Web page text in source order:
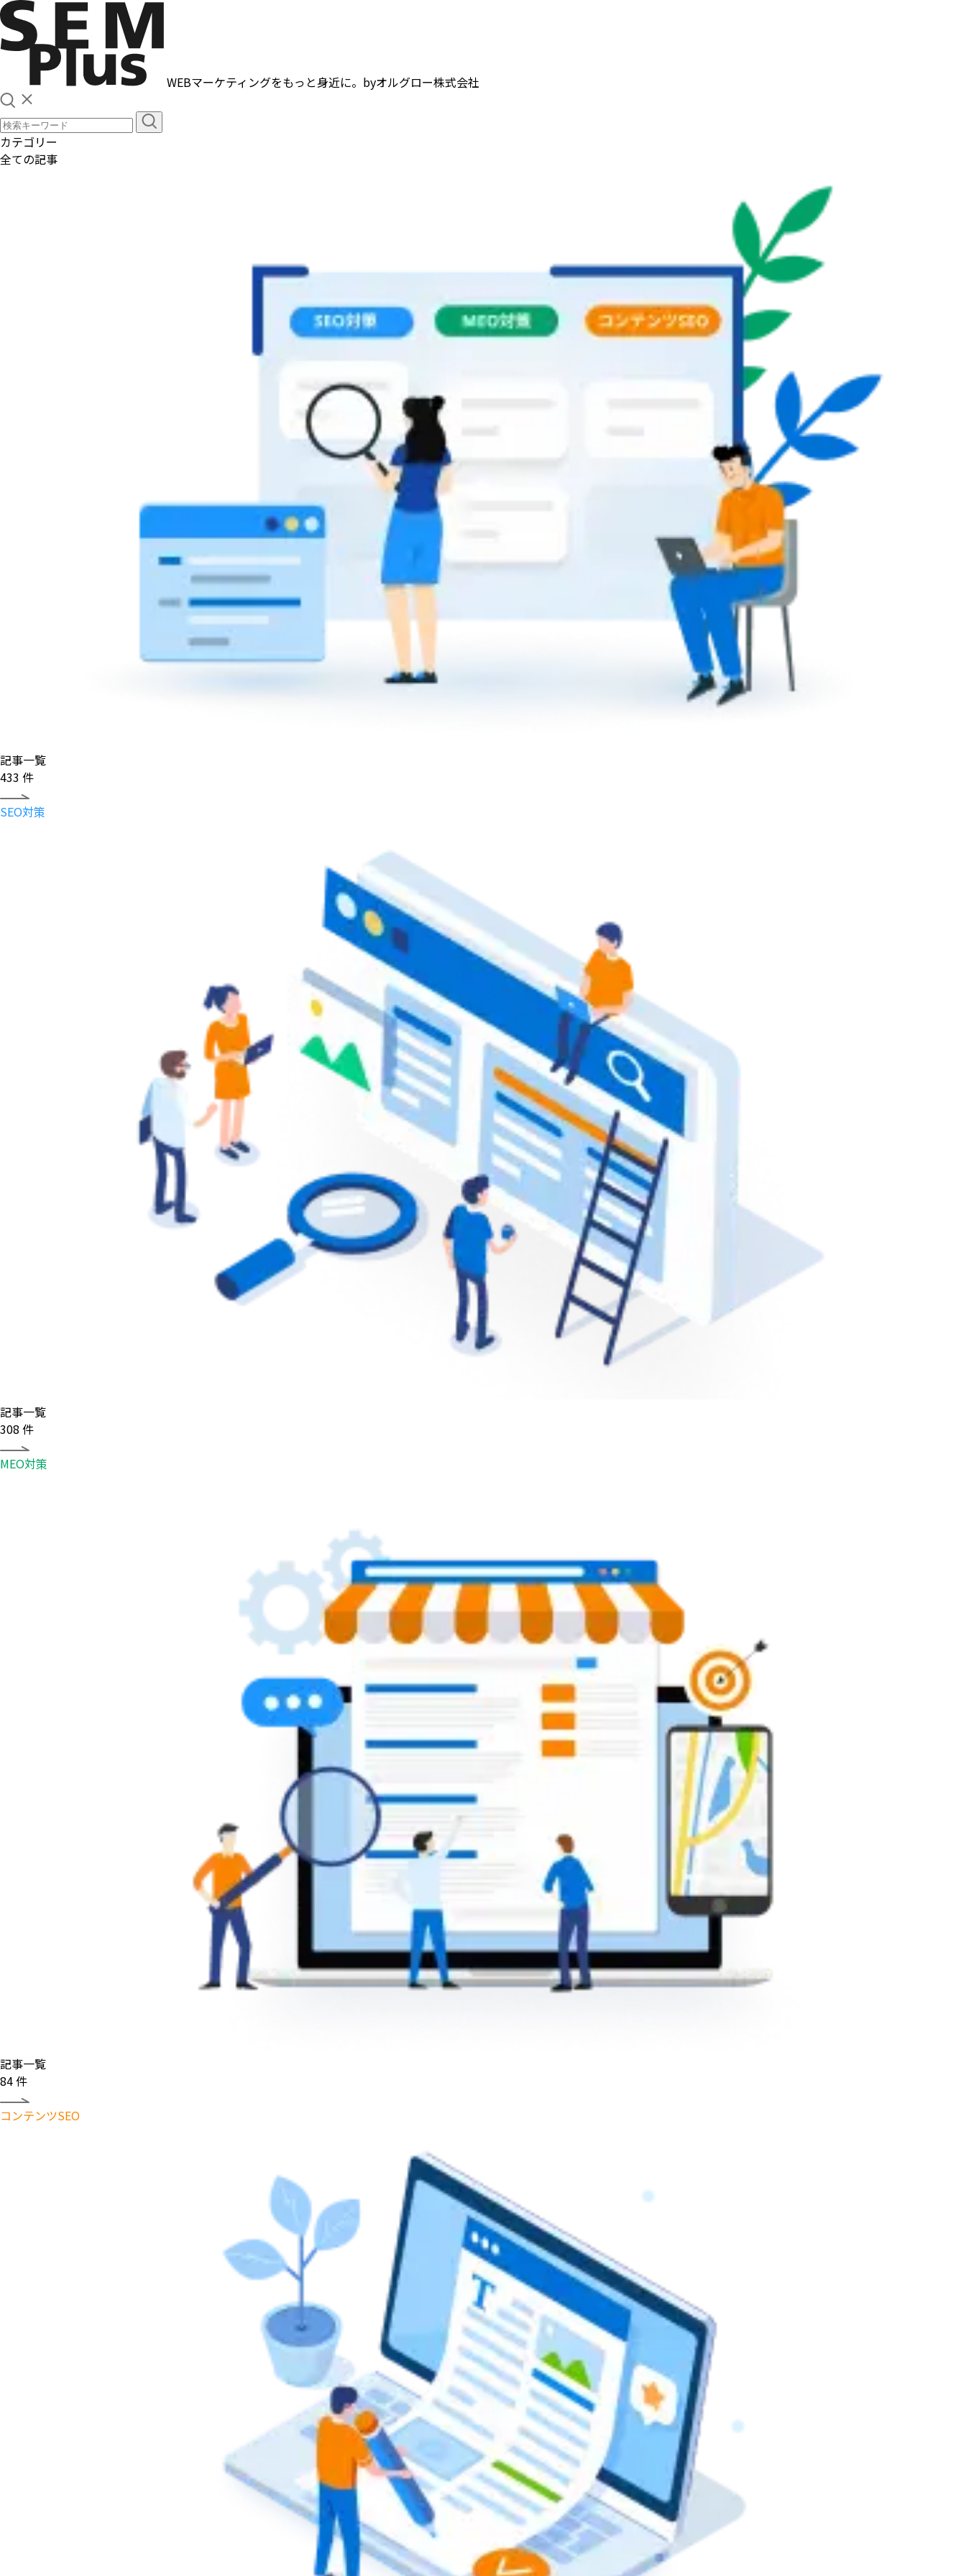
WEBマーケティングをもっと身近に。 byオルグロー株式会社
カテゴリー
全ての記事
記事一覧
433 件
SEO対策
記事一覧
308 件
MEO対策
記事一覧
84件
コンテンツSEO